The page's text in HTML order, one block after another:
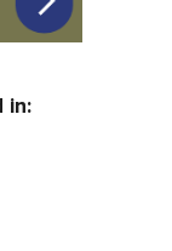
in: